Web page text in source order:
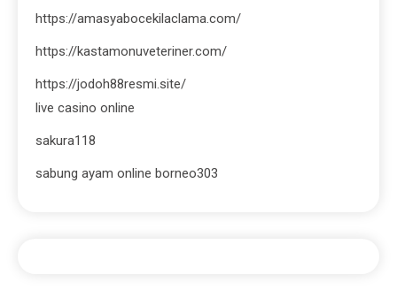
https://amasyabocekilaclama.com/
https://kastamonuveteriner.com/
https://jodoh88resmi.site/
live casino online
sakura118
sabung ayam online borneo303